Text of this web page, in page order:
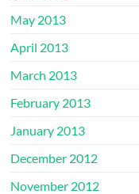
May 2013
April 2013
March 2013
February 2013
January 2013
December 2012
November 2012